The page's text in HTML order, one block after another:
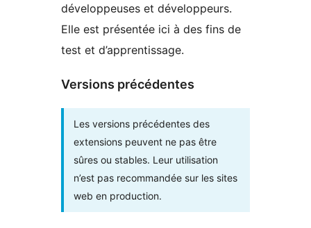
développeuses et développeurs.
Elle est présentée ici à des fins de
test et d’apprentissage.
Versions précédentes
Les versions précédentes des
extensions peuvent ne pas être
sûres ou stables. Leur utilisation
n’est pas recommandée sur les sites
web en production.